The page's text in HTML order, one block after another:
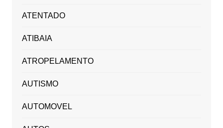
ATENTADO
ATIBAIA
ATROPELAMENTO
AUTISMO
AUTOMOVEL